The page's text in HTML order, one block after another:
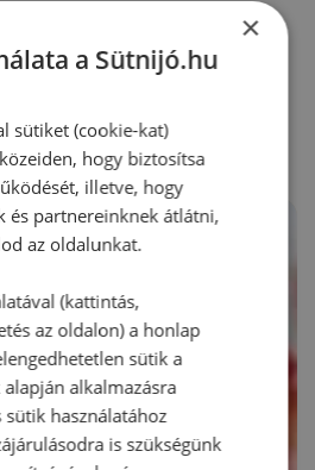
×
a Sütnijó.hu
sütiket (cookie-kat)
hogy biztosítsa
illetve, hogy
és partnereinknek átlátni,
az oldalunkat.
(kattintás,
az oldalon) a honlap
sütik a
alkalmazásra
sütik használatához
is szükségünk